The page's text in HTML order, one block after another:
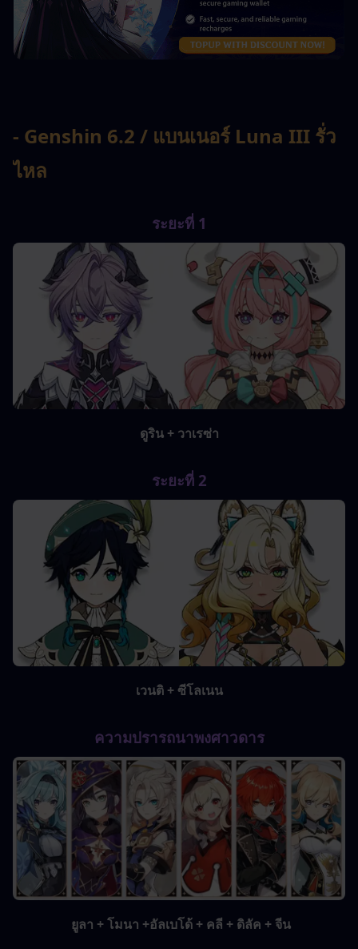
- Genshin 6.2 / แบนเนอร์ Luna III รั่ว
ไหล
ระยะที่ 1
ดูริน + วาเรซ่า
ระยะที่ 2
เวนติ + ซีโลเนน
ความปรารถนาพงศาวดาร
ยูลา + โมนา +อัลเบโด้ + คลี + ดิลัค + จีน